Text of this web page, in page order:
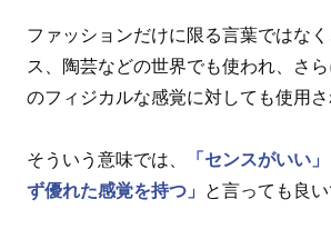
ファッションだけに限る言葉ではな
ス、陶芸などの世界でも使われ、さ
のフィジカルな感覚に対しても使用さ
そういう意味では、 「センスがいい」
ず優れた感覚を持つ」
と言っても良い